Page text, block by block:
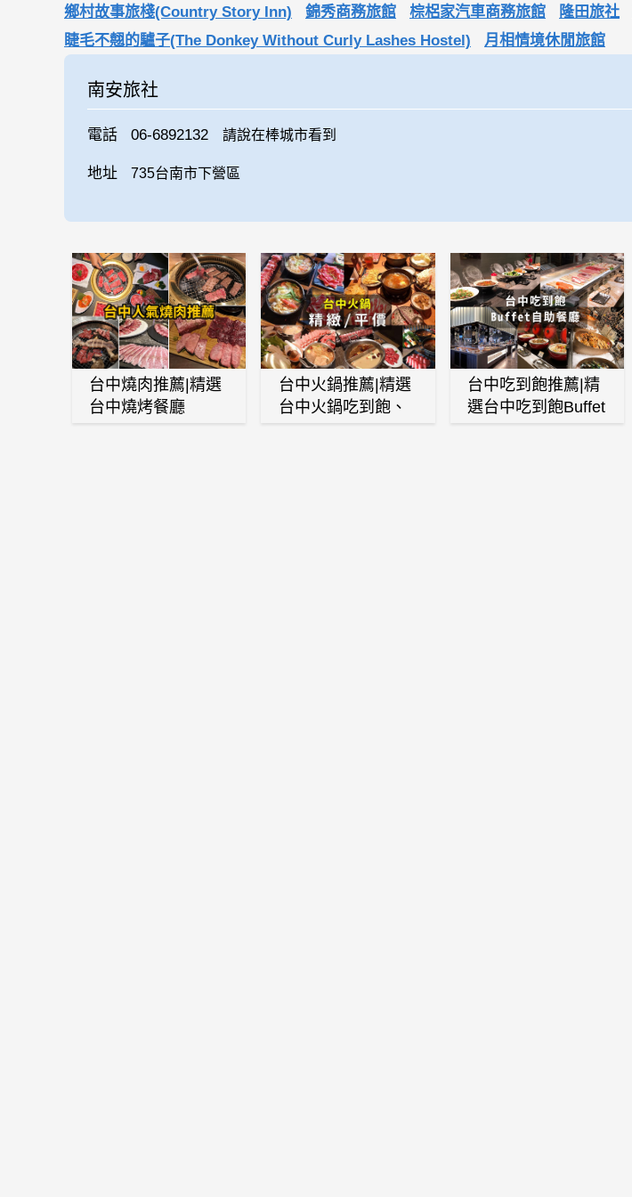
鄉村故事旅棧(Country Story Inn)
錦秀商務旅館 棕梠家汽車商務旅館 隆田旅社
睫毛不翹的驢子(The Donkey Without Curly Lashes Hostel)
月相情境休閒旅館
南安旅社
電話 06-6892132 請說在棒城市看到
地址 735台南市下營區
台中燒肉推薦|精選
台中燒烤餐廳
台中火鍋推薦|精選
台中火鍋吃到飽、
台中吃到飽推薦|精
選台中吃到飽Buffet